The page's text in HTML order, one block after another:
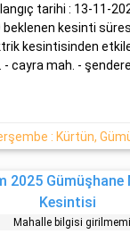
tarihi : 13-11-
beklenen kesinti
kesintisinden
cayra mah. - şendere
2025
Kesintisi
Mahalle bilgisi